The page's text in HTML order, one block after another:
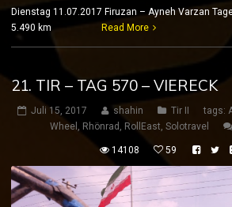
Dienstag 11.07.2017 Firuzan – Ayneh Varzan
5.490 km
Read More
21. TIR – TAG 570 – VIERECK
Juli 15, 2017 shahin Tir II tags:
Wheel , Rhönrad , RollEast, Solotravel
14108 59